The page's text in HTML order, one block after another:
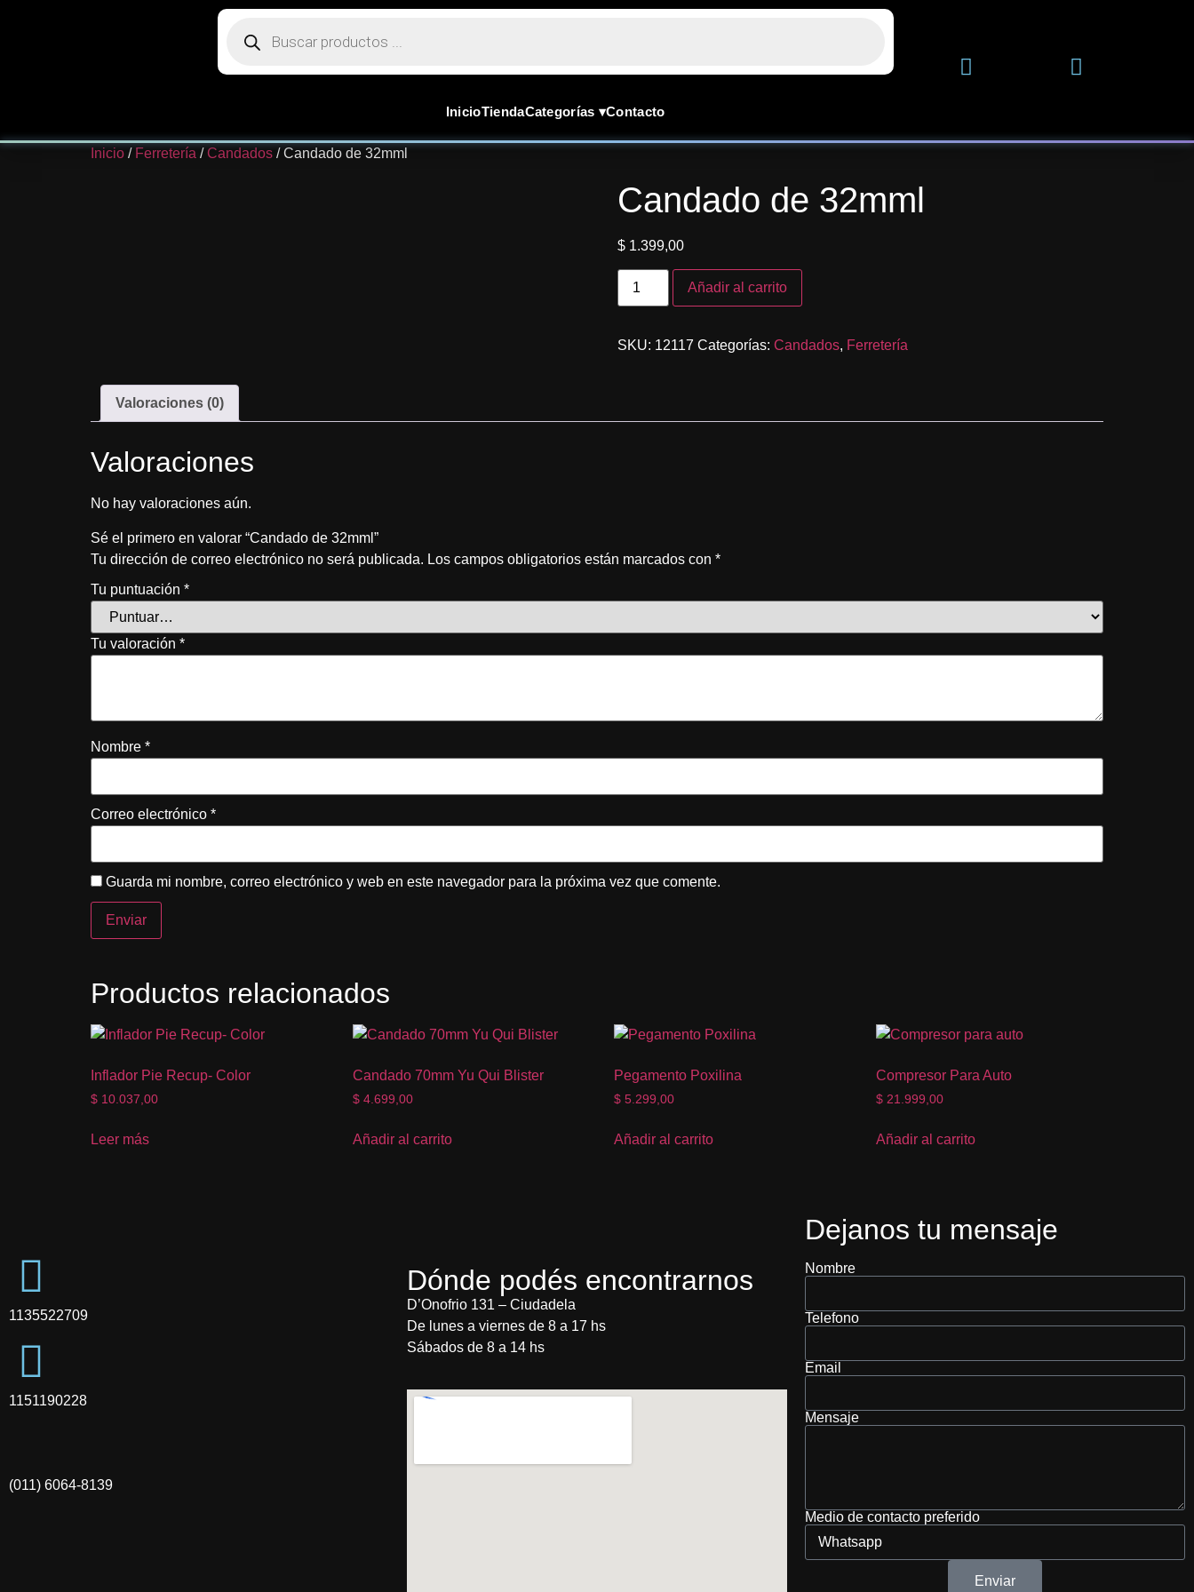
InicioTiendaCategorías ▾Contacto
Inicio / Ferretería /Candados / Candado de 32mml
Candado de 32mml
$1.399,00
Añadir al carrito
SKU: 12117 Categorías: Candados, Ferretería
Valoraciones (0)
Valoraciones
No hay valoraciones aún.
Sé el primero en valorar “Candado de 32mml”
Tu dirección de correo electrónico no será publicada. Los campos obligatorios están marcados con *
Tu puntuación *
Tu valoración *
Nombre *
Correo electrónico *
Guarda mi nombre, correo electrónico y web en este navegador para la próxima vez que comente.
Productos relacionados
Inflador Pie Recup- Color
$ 10.037,00
Leer más
Candado 70mm Yu Qui Blister
$4.699,00
Añadir al carrito
Pegamento Poxilina
$ 5.299,00
Añadir al carrito
Compresor Para Auto
$ 21.999,00
Añadir al carrito
1135522709
1151190228
(011) 6064-8139
Dónde podés encontrarnos
D’Onofrio 131 – Ciudadela
De lunes a viernes de 8 a 17 hs
Sábados de 8 a 14 hs
Dejanos tu mensaje
Nombre
Telefono
Email
Mensaje
Medio de contacto preferido
Enviar